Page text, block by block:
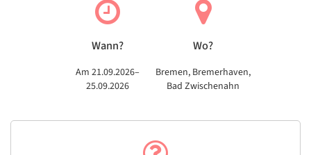
Wann?
Am 21.09.2026–
25.09.2026
Wo?
Bremen, Bremerhaven,
Bad Zwischenahn